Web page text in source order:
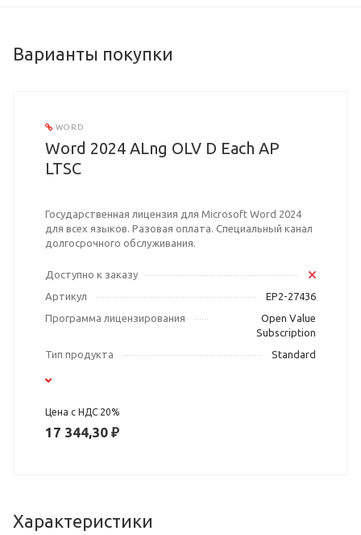
Варианты покупки
WORD
Word 2024 ALng OLV D Each AP
LTSC
Государственная лицензия для Microsoft Word 2024
для всех языков. Разовая оплата. Специальный канал
долгосрочного обслуживания.
Доступно к заказу
Артикул
EP2-27436
Программа лицензирования
Open Value
Subscription
Тип продукта
Standard
Цена с НДС 20%
17 344,30 ₽
Характеристики